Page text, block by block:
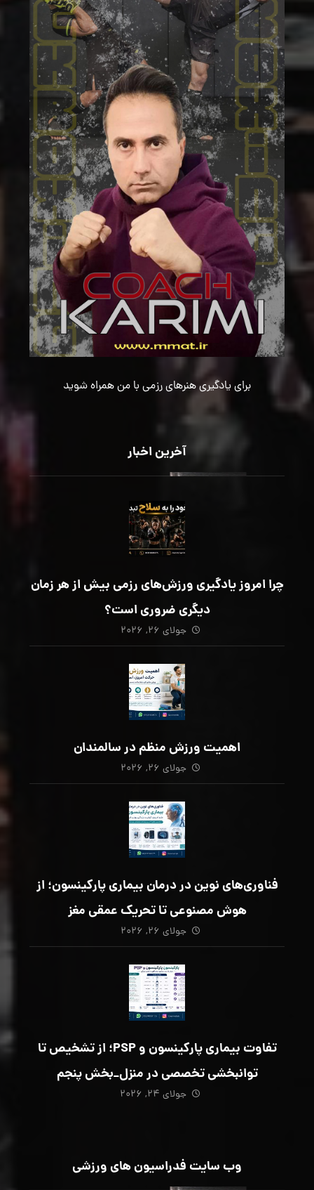
برای یادگیری هنرهای رزمی با من همراه شوید
آخرین اخبار
چرا امروز یادگیری ورزش‌های رزمی بیش از هر زمان
دیگری ضروری است؟
جولای ۲۶, ۲۰۲۶
اهمیت ورزش منظم در سالمندان
جولای ۲۶, ۲۰۲۶
فناوری‌های نوین در درمان بیماری پارکینسون؛ از
هوش مصنوعی تا تحریک عمقی مغز
جولای ۲۶, ۲۰۲۶
تفاوت بیماری پارکینسون و PSP؛ از تشخیص تا
توانبخشی تخصصی در منزل_بخش پنجم
جولای ۲۴, ۲۰۲۶
وب سایت فدراسیون های ورزشی